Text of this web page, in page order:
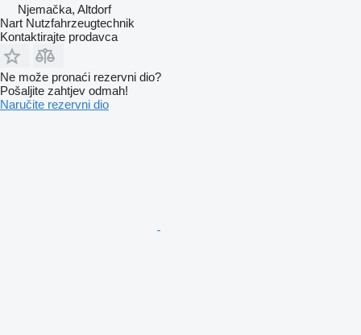
Njemačka, Altdorf
Nart Nutzfahrzeugtechnik
Kontaktirajte prodavca
Ne može pronaći rezervni dio?
Pošaljite zahtjev odmah!
Naručite rezervni dio